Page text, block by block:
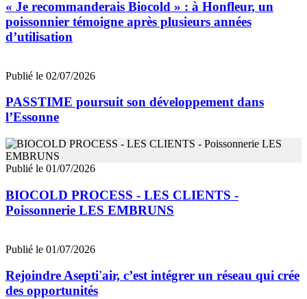
« Je recommanderais Biocold » : à Honfleur, un
poissonnier témoigne après plusieurs années
d’utilisation
Publié le 02/07/2026
PASSTIME poursuit son développement dans
l’Essonne
Publié le 01/07/2026
BIOCOLD PROCESS - LES CLIENTS -
Poissonnerie LES EMBRUNS
Publié le 01/07/2026
Rejoindre Asepti'air, c’est intégrer un réseau qui crée
des opportunités